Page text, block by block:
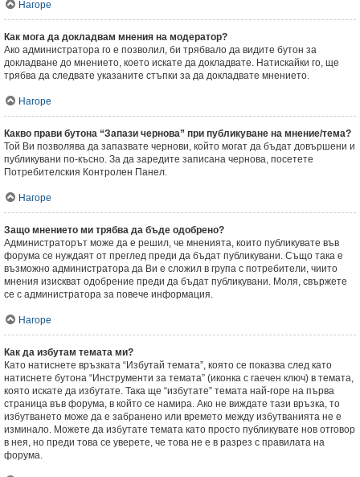
Нагоре
Как мога да докладвам мнения на модератор?
Ако администратора го е позволил, би трябвало да видите бутон за
докладване до мнението, което искате да докладвате. Натискайки го, ще
трябва да следвате указаните стъпки за да докладвате мнението.
Нагоре
Какво прави бутона “Запази чернова” при публикуване на мнение/тема?
Той Ви позволява да запазвате чернови, който могат да бъдат довършени и
публикувани по-късно. За да заредите записана чернова, посетете
Потребителския Контролен Панел.
Нагоре
Защо мнението ми трябва да бъде одобрено?
Администраторът може да е решил, че мненията, които публикувате във
форума се нуждаят от преглед преди да бъдат публикувани. Също така е
възможно администратора да Ви е сложил в група с потребители, чиито
мнения изискват одобрение преди да бъдат публикувани. Моля, свържете
се с администратора за повече информация.
Нагоре
Как да избутам темата ми?
Като натиснете връзката “Избутай темата”, която се показва след като
натиснете бутона “Инструменти за темата” (иконка с гаечен ключ) в темата,
която искате да избутате. Така ще “избутате” темата най-горе на първа
страница във форума, в който се намира. Ако не виждате тази връзка, то
избутването може да е забранено или времето между избутванията не е
изминало. Можете да избутате темата като просто публикувате нов отговор
в нея, но преди това се уверете, че това не е в разрез с правилата на
форума.